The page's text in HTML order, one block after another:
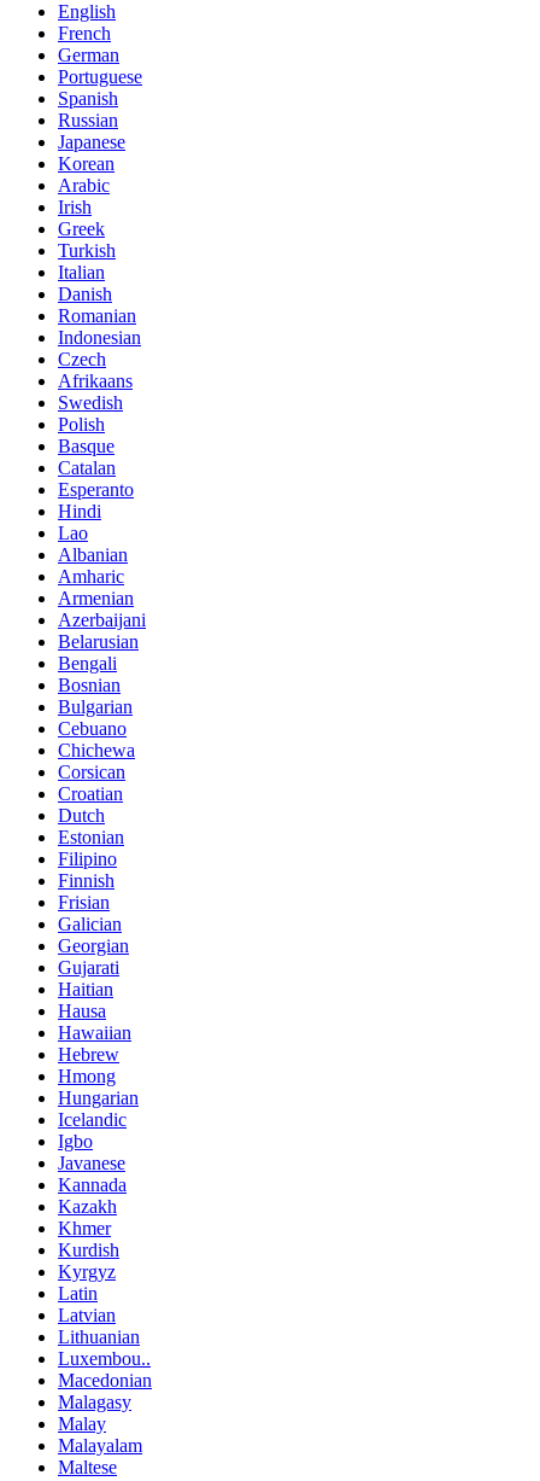
English
French
German
Portuguese
Spanish
Russian
Japanese
Korean
Arabic
Irish
Greek
Turkish
Italian
Danish
Romanian
Indonesian
Czech
Afrikaans
Swedish
Polish
Basque
Catalan
Esperanto
Hindi
Lao
Albanian
Amharic
Armenian
Azerbaijani
Belarusian
Bengali
Bosnian
Bulgarian
Cebuano
Chichewa
Corsican
Croatian
Dutch
Estonian
Filipino
Finnish
Frisian
Galician
Georgian
Gujarati
Haitian
Hausa
Hawaiian
Hebrew
Hmong
Hungarian
Icelandic
Igbo
Javanese
Kannada
Kazakh
Khmer
Kurdish
Kyrgyz
Latin
Latvian
Lithuanian
Luxembou..
Macedonian
Malagasy
Malay
Malayalam
Maltese